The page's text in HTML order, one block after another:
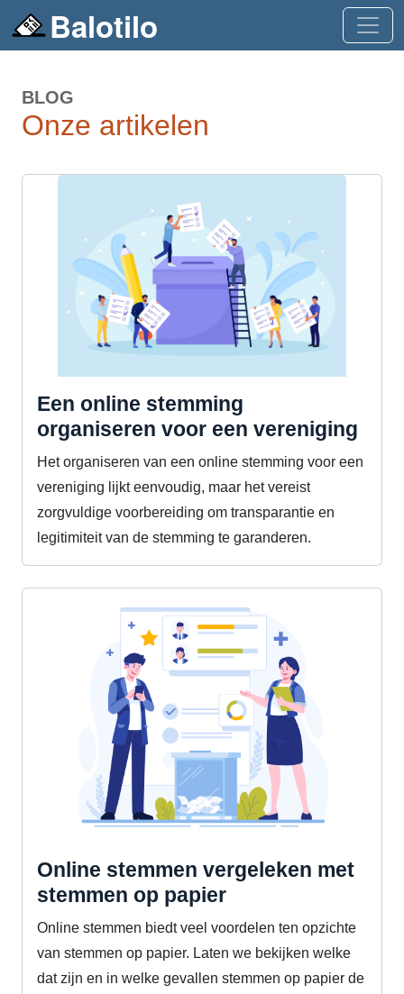
Balotilo
BLOG
Onze artikelen
Een online stemming
organiseren voor een vereniging
Het organiseren van een online stemming voor een
vereniging lijkt eenvoudig, maar het vereist
zorgvuldige voorbereiding om transparantie en
legitimiteit van de stemming te garanderen.
Online stemmen vergeleken met
stemmen op papier
Online stemmen biedt veel voordelen ten opzichte
van stemmen op papier. Laten we bekijken welke
dat zijn en in welke gevallen stemmen op papier de